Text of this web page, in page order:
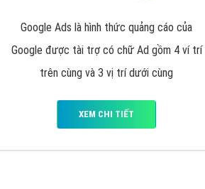
Google Ads là hình thức quảng cáo của
Google được tài trợ có chữ Ad gồm 4 ví trí
trên cùng và 3 vị trí dưới cùng
XEM CHI TIẾT